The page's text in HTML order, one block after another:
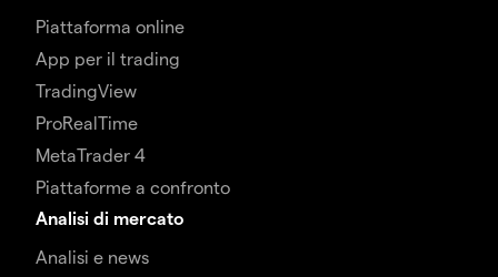
Piattaforma online
App per il trading
TradingView
ProRealTime
MetaTrader 4
Piattaforme a confronto
Analisi di mercato
Analisi e news